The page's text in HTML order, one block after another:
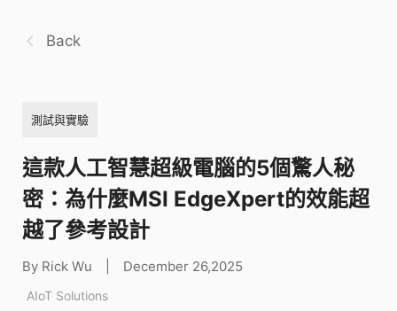
Back
測試與實驗
這款人工智慧超級電腦的5個驚人秘
密：為什麼MSI EdgeXpert的效能超
越了參考設計
By Rick Wu December 26,2025
AIoT Solutions